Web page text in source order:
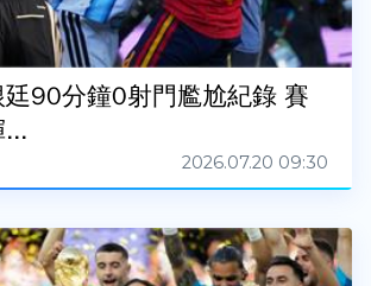
90分鐘0射門尷尬紀錄 賽
2026.07.20 09:30